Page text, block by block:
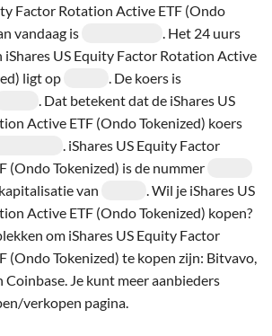
Factor Rotation Active ETF (Ondo
vandaag is
. Het 24 uurs
iShares US Equity Factor Rotation Active
ligt op
. De koers is
. Dat betekent dat de iShares US
Active ETF (Ondo Tokenized) koers
. iShares US Equity Factor
(Ondo Tokenized) is de nummer
van
. Wil je iShares US
Active ETF (Ondo Tokenized) kopen?
om iShares US Equity Factor
(Ondo Tokenized) te kopen zijn: Bitvavo,
Coinbase. Je kunt meer aanbieders
verkopen pagina.